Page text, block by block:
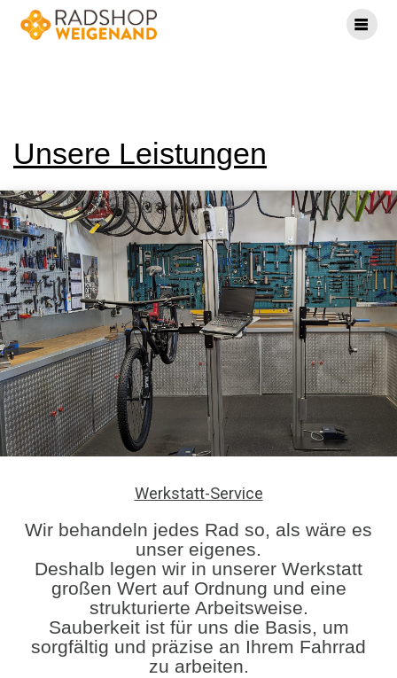
Unsere Leistungen
Werkstatt-Service
Wir behandeln jedes Rad so, als wäre es
unser eigenes.
Deshalb legen wir in unserer Werkstatt
großen Wert auf Ordnung und eine
strukturierte Arbeitsweise.
Sauberkeit ist für uns die Basis, um
sorgfältig und präzise an Ihrem Fahrrad
zu arbeiten.